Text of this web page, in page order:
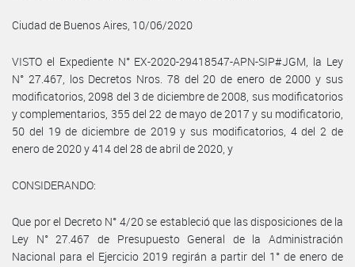
Ciudad de Buenos Aires, 10/06/2020
VISTO el Expediente N° EX-2020-29418547-APN-SIP#JGM, la Ley
N° 27.467, los Decretos Nros. 78 del 20 de enero de 2000 y sus
modificatorios, 2098 del 3 de diciembre de 2008, sus modificatorios
y complementarios, 355 del 22 de mayo de 2017 y su modificatorio,
50 del 19 de diciembre de 2019 y sus modificatorios, 4 del 2 de
enero de 2020 y 414 del 28 de abril de 2020, y
CONSIDERANDO:
Que por el Decreto N° 4/20 se estableció que las disposiciones de la
Ley N° 27.467 de Presupuesto General de la Administración
Nacional para el Ejercicio 2019 regirán a partir del 1° de enero de